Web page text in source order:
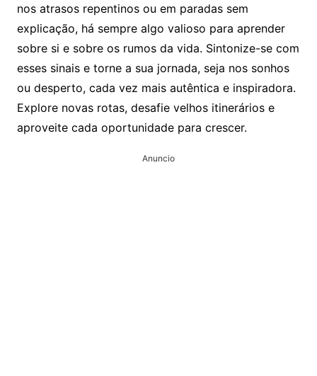
nos atrasos repentinos ou em paradas sem
explicação, há sempre algo valioso para aprender
sobre si e sobre os rumos da vida. Sintonize-se com
esses sinais e torne a sua jornada, seja nos sonhos
ou desperto, cada vez mais autêntica e inspiradora.
Explore novas rotas, desafie velhos itinerários e
aproveite cada oportunidade para crescer.
Anuncio